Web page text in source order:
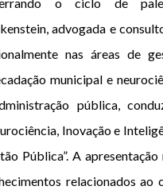
advogada e
nas áreas de
municipal e
pública,
Inovação e
Pública”. A
relacionados ao